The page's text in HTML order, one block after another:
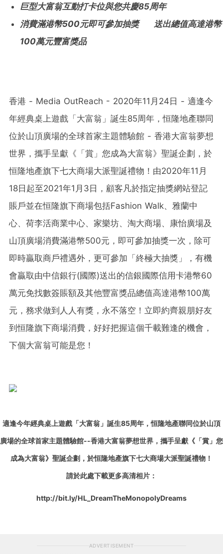
巨型大富翁互動打卡位與您共慶85周年
消費滿港幣500元即可參加抽獎 送出總值高達港幣
100萬元豐富獎品
香港 - Media OutReach - 2020年11月24日 - 適逢今
年經典桌上遊戲「大富翁」誕生85周年，恒隆地產聯同
位於山頂廣場的全球首家主題體驗館 - 香港大富翁夢想
世界，攜手呈獻《「賞」您成為大富翁》聖誕企劃，於
恒隆地產旗下七大商場大派聖誕禮物！由2020年11月
18日起至2021年1月3日，顧客凡於指定抽獎網站登記
賬戶並在恒隆旗下商場包括Fashion Walk、雅蘭中
心、荷李活商業中心、家樂坊、淘大商場、康怡廣場及
山頂廣場消費滿港幣500元，即可參加抽獎一次，除可
即時贏取商戶禮遇外，更可參加「終極大抽獎」，有機
會贏取由中信銀行(國際)送出的信銀國際信用卡港幣60
萬元免找數簽賬額及其他豐富獎品總值高達港幣100萬
元，務求做到人人有獎，永不落空！立即約齊親朋好友
到恒隆旗下商場消費，好好把握這個千載難逢的機會，
下個大富翁可能是您！
適逢今年經典桌上遊戲「大富翁」誕生85周年，恒隆地產聯同位於山頂
廣場的全球首家主題體驗館--香港大富翁夢想世界，攜手呈獻《「賞」您
成為大富翁》聖誕企劃，於恒隆地產旗下七大商場大派聖誕禮物！
請於此處下載更多高清相片：
http://bit.ly/HL_DreamTheMonopolyDreams
ADVERTISEMENT